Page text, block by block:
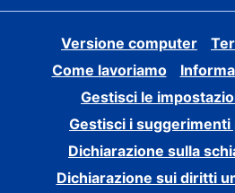
Versione computer
Come lavoriamo
Gestisci le
Gestisci i
Dichiarazione sulla
Dichiarazione sui diritti